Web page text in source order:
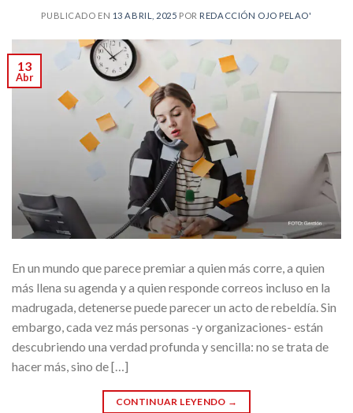
PUBLICADO EN 13 ABRIL, 2025 POR REDACCIÓN OJO PELAO'
13
Abr
En un mundo que parece premiar a quien más corre, a quien
más llena su agenda y a quien responde correos incluso en la
madrugada, detenerse puede parecer un acto de rebeldía. Sin
embargo, cada vez más personas -y organizaciones- están
descubriendo una verdad profunda y sencilla: no se trata de
hacer más, sino de […]
CONTINUAR LEYENDO →